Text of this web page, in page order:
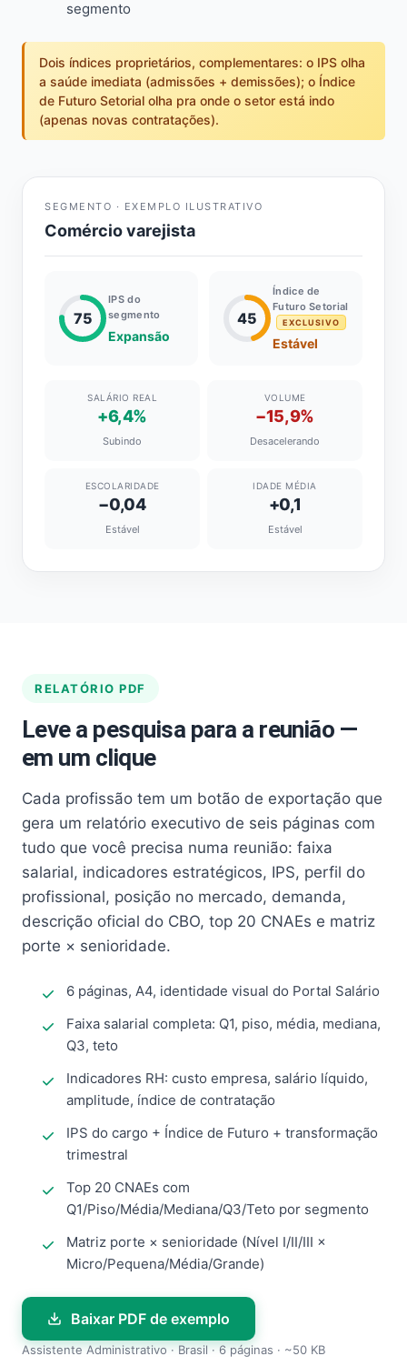
segmento
Dois índices proprietários, complementares: o IPS olha
a saúde imediata (admissões + demissões); o Índice
de Futuro Setorial olha pra onde o setor está indo
(apenas novas contratações).
SEGMENTO · EXEMPLO ILUSTRATIVO
Comércio varejista
75
IPS do
segmento
Expansão
45
Índice de
Futuro Setorial
EXCLUSIVO
Estável
SALÁRIO REAL
+6,4%
Subindo
VOLUME
−15,9%
Desacelerando
ESCOLARIDADE
−0,04
Estável
IDADE MÉDIA
+0,1
Estável
RELATÓRIO PDF
Leve a pesquisa para a reunião —
em um clique
Cada profissão tem um botão de exportação que
gera um relatório executivo de seis páginas com
tudo que você precisa numa reunião: faixa
salarial, indicadores estratégicos, IPS, perfil do
profissional, posição no mercado, demanda,
descrição oficial do CBO, top 20 CNAEs e matriz
porte × senioridade.
6 páginas, A4, identidade visual do Portal Salário
Faixa salarial completa: Q1, piso, média, mediana,
Q3, teto
Indicadores RH: custo empresa, salário líquido,
amplitude, índice de contratação
IPS do cargo + Índice de Futuro + transformação
trimestral
Top 20 CNAEs com
Q1/Piso/Média/Mediana/Q3/Teto por segmento
Matriz porte × senioridade (Nível I/II/III ×
Micro/Pequena/Média/Grande)
Baixar PDF de exemplo
Assistente Administrativo · Brasil · 6 páginas · ~50 KB